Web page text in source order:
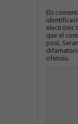
Els
electrònic
que el
post.
ofensiu.